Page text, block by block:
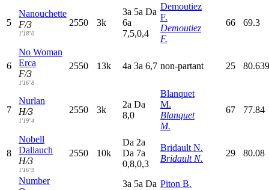
5
Nanouchette
F/3
1'18"0
2550 3k
3a 5a Da
6a
7,5,0,4
Demoutiez
F.
Demoutiez
F.
66 69.3
6
No Woman
Erca
F/3
1'16"8
2550 13k 4a 3a 6,7 non-partant 25
7
Nurlan
H/3
1'19"4
2550 3k
2a Da
8,0
Blanquet
M.
Blanquet
M.
67 77.84
8
Nobell
Dallauch
H/3
1'16"9
2550 10k
Da 2a
Da 7a
0,8,0,3
Bridault N.
Bridault N.
29 80.08
Number
3a 5a Da Piton B.